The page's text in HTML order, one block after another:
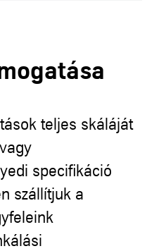
teljes skáláját
specifikáció
szállítjuk a